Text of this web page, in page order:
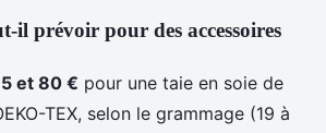
il prévoir pour des accessoires
et 80 € pour une taie en soie de
TEX, selon le grammage (19 à